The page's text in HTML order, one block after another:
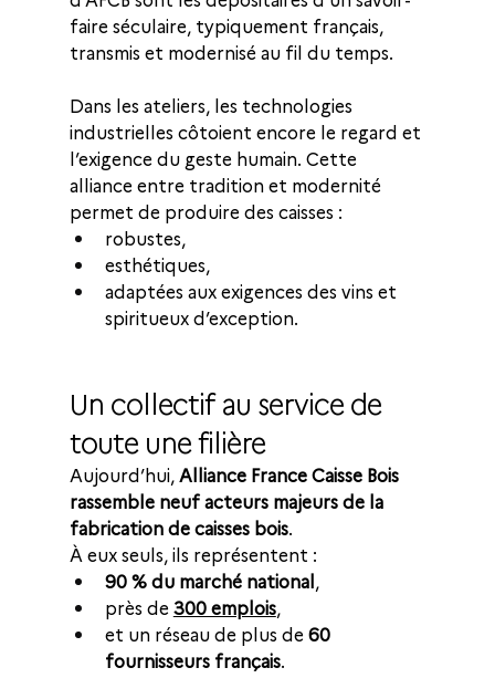
faire séculaire, typiquement français,
transmis et modernisé au fil du temps.
Dans les ateliers, les technologies
industrielles côtoient encore le regard et
l’exigence du geste humain. Cette
alliance entre tradition et modernité
permet de produire des caisses :
robustes,
esthétiques,
adaptées aux exigences des vins et
spiritueux d’exception.
Un collectif au service de
toute une filière
Aujourd’hui, Alliance France Caisse Bois
rassemble neuf acteurs majeurs de la
fabrication de caisses bois.
À eux seuls, ils représentent :
90 % du marché national,
près de 300 emplois,
et un réseau de plus de 60
fournisseurs français.